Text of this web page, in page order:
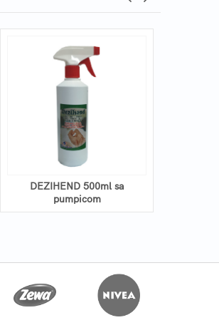
DEZIHEND 500ml sa
pumpicom